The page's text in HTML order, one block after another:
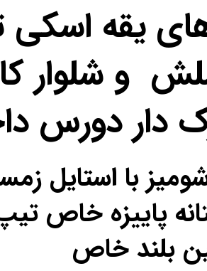
یقه
و شلوار
دار دورس
با استایل
پاییزه
بلند خاص